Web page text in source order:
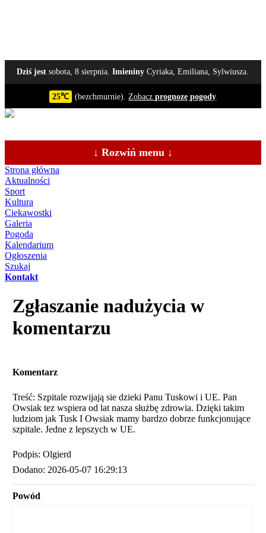
Dziś jest sobota, 8 sierpnia.Imieniny Cyriaka, Emiliana, Sylwiusza.
25℃ (bezchmurnie).Zobaczprognozę pogody
↓ Rozwiń menu ↓
Strona główna
Aktualności
Sport
Kultura
Ciekawostki
Galeria
Pogoda
Kalendarium
Ogłoszenia
Szukaj
Kontakt
Zgłaszanie nadużycia w
komentarzu
Komentarz
Treść: Szpitale rozwijają sie dzieki Panu Tuskowi i UE. Pan
Owsiak tez wspiera od lat nasza służbę zdrowia. Dzięki takim
ludziom jak Tusk I Owsiak mamy bardzo dobrze funkcjonujące
szpitale. Jedne z lepszych w UE.
Podpis: Olgierd
Dodano: 2026-05-07 16:29:13
Powód